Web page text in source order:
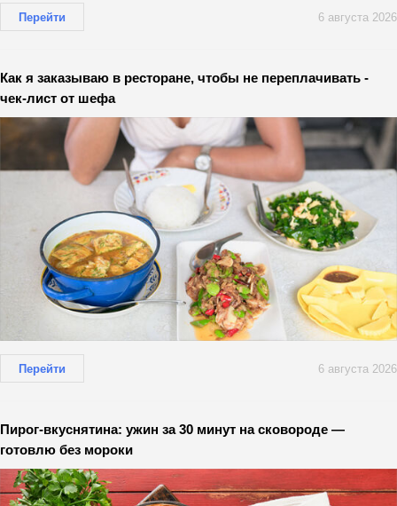
Перейти 6 августа 2026
Как я заказываю в ресторане, чтобы не переплачивать -
чек-лист от шефа
Перейти 6 августа 2026
Пирог-вкуснятина: ужин за 30 минут на сковороде —
готовлю без мороки